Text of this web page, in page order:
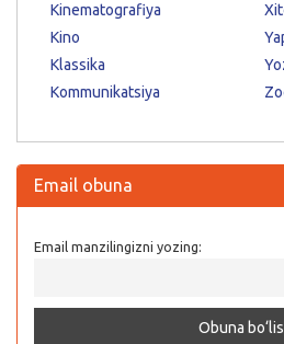
Kinematografiya
Kino
Klassika
Kommunikatsiya
Email obuna
Email manzilingizni yozing: